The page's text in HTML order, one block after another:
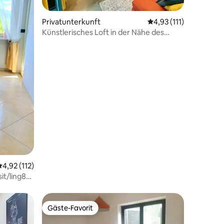
Bewertungen
Bewertung: 4,92 von 5, 112 Bewertungen
4,92 (112)
ling8
Privatunterkunft Durchschnittliche
4,93 (111)
Künstlerisches Loft in der Nähe des
Gäste-Favorit
Gäste-Favorit